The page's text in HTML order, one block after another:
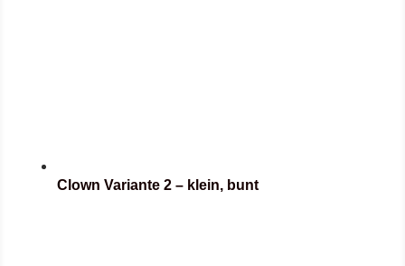
Clown Variante 2 – klein, bunt